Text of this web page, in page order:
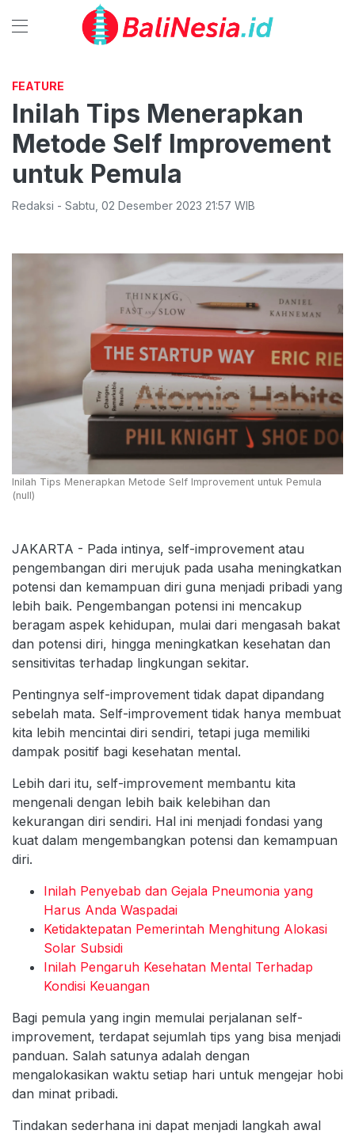
FEATURE
Inilah Tips Menerapkan
Metode Self Improvement
untuk Pemula
Redaksi - Sabtu 02 Desember 2023 21:57 WIB
Inilah Tips Menerapkan Metode Self Improvement untuk Pemula
(null)
JAKARTA - Pada intinya, self-improvement atau
pengembangan diri merujuk pada usaha meningkatkan
potensi dan kemampuan diri guna menjadi pribadi yang
lebih baik. Pengembangan potensi ini mencakup
beragam aspek kehidupan, mulai dari mengasah bakat
dan potensi diri, hingga meningkatkan kesehatan dan
sensitivitas terhadap lingkungan sekitar.
Pentingnya self-improvement tidak dapat dipandang
sebelah mata. Self-improvement tidak hanya membuat
kita lebih mencintai diri sendiri, tetapi juga memiliki
dampak positif bagi kesehatan mental.
Lebih dari itu, self-improvement membantu kita
mengenali dengan lebih baik kelebihan dan
kekurangan diri sendiri. Hal ini menjadi fondasi yang
kuat dalam mengembangkan potensi dan kemampuan
diri.
Inilah Penyebab dan Gejala Pneumonia yang
Harus Anda Waspadai
Ketidaktepatan Pemerintah Menghitung Alokasi
Solar Subsidi
Inilah Pengaruh Kesehatan Mental Terhadap
Kondisi Keuangan
Bagi pemula yang ingin memulai perjalanan self-
improvement, terdapat sejumlah tips yang bisa menjadi
panduan. Salah satunya adalah dengan
mengalokasikan waktu setiap hari untuk mengejar hobi
dan minat pribadi.
Tindakan sederhana ini dapat menjadi langkah awal